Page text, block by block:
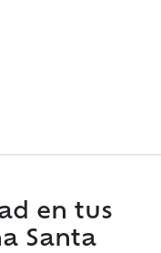
en tus
Santa